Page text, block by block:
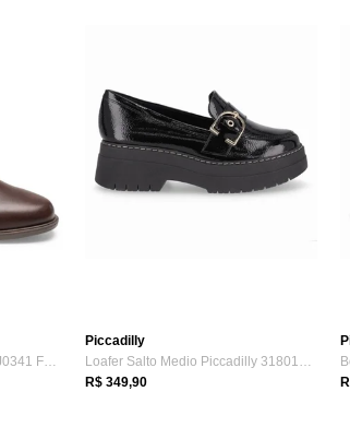
Bota Cano Baixo Mississipi J0341 Feminina - Cafe
Piccadilly
Loafer Salto Medio Piccadilly 318016 Fem...
R$ 349,90